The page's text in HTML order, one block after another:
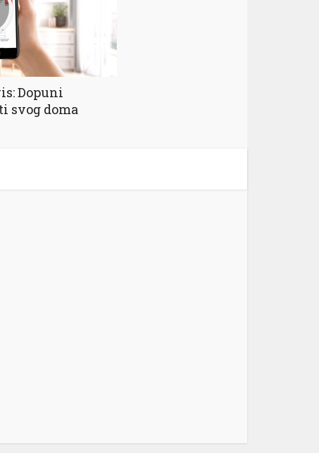
Dopuni
svog doma